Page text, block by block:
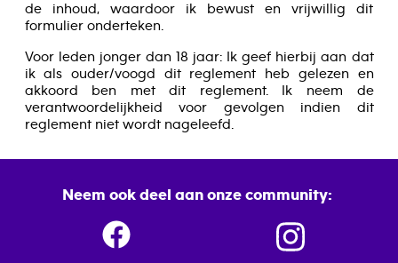
de inhoud, waardoor ik bewust en vrijwillig dit
formulier onderteken.
Voor leden jonger dan 18 jaar: Ik geef hierbij aan dat
ik als ouder/voogd dit reglement heb gelezen en
akkoord ben met dit reglement. Ik neem de
verantwoordelijkheid voor gevolgen indien dit
reglement niet wordt nageleefd.
Neem ook deel aan onze community: